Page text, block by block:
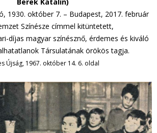
1930. október 7. – Budapest, 2017. február
Színésze címmel kitüntetett,
díjas magyar színésznő, érdemes és kiváló
Társulatának örökös tagja.
Újság, 1967. október 14. 6. oldal